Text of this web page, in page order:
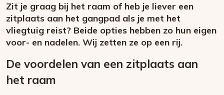
Zit je graag bij het raam of heb je liever een
zitplaats aan het gangpad als je met het
vliegtuig reist? Beide opties hebben zo hun eigen
voor- en nadelen. Wij zetten ze op een rij.
De voordelen van een zitplaats aan
het raam